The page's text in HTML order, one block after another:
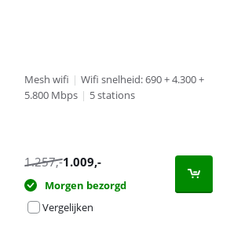
Mesh wifi | Wifi snelheid: 690 + 4.300 +
5.800 Mbps | 5 stations
1.257,-1.009,-
Morgen bezorgd
Vergelijken